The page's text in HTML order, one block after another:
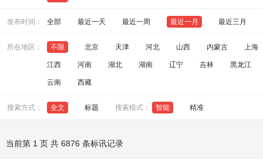
发布时间： 全部 最近一天 最近一周 最近一月 最近三月
所在地区： 不限 北京 天津 河北 山西 内蒙古 上海
江西 河南 湖北 湖南 辽宁 吉林 黑龙江
云南 西藏
搜索方式： 全文 标题 搜索模式： 智能 精准
当前第 1 页 共 6876 条标讯记录